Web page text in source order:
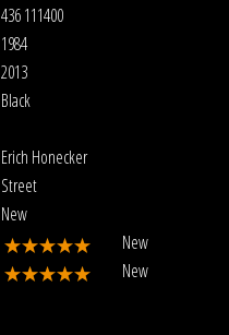
436 111400
1984
2013
Black
Erich Honecker
Street
New
New
New